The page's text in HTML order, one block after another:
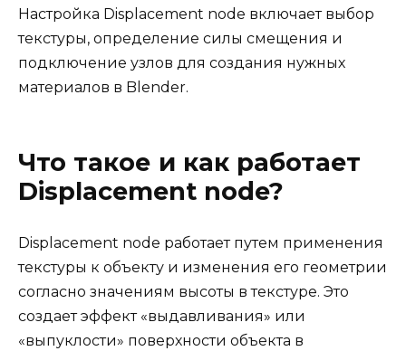
Настройка Displacement node включает выбор
текстуры, определение силы смещения и
подключение узлов для создания нужных
материалов в Blender.
Что такое и как работает
Displacement node?
Displacement node работает путем применения
текстуры к объекту и изменения его геометрии
согласно значениям высоты в текстуре. Это
создает эффект «выдавливания» или
«выпуклости» поверхности объекта в